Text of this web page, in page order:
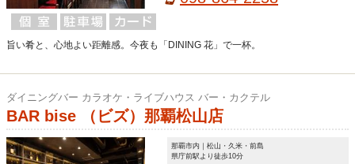
旨い肴と、心地よい距離感。今夜も「DINING 花」で一杯。
ダイニングバー カラオケ・ライブハウス バー・カクテル
BAR bise （ビズ）那覇松山店
那覇市内｜松山・久米・前島
県庁前駅より徒歩10分